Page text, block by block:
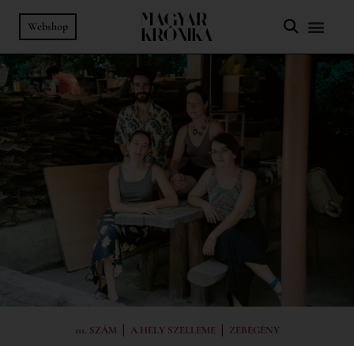
Webshop
111. SZÁM | A HELY SZELLEME | ZEBEGÉNY